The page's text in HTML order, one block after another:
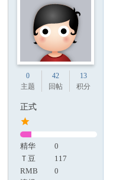
0
主题
42
回帖
13
积分
正式
精华
0
Ｔ豆
117
RMB
0